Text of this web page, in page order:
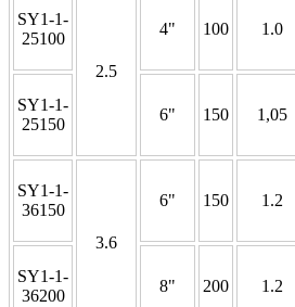
SY1-1-
25100
2.5
4" 100 1.0
SY1-1-
25150
6" 150 1,05
SY1-1-
36150
3.6
6" 150 1.2
SY1-1-
36200
8" 200 1.2